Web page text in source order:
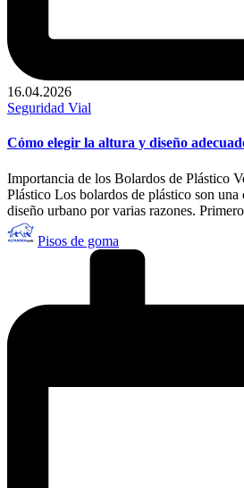
16.04.2026
Publicado
Seguridad Vial
Cómo elegir la altura y diseño
Importancia de los Bolardos de Plástico
Plástico Los bolardos de plástico son
diseño urbano por varias razones.
Publicado
por
Pisos de goma